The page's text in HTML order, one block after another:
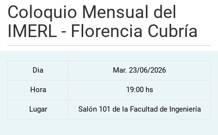
Coloquio Mensual del
IMERL - Florencia Cubría
Dia Mar. 23/06/2026
Hora 19:00 hs
Lugar Salón 101 de la Facultad de Ingeniería